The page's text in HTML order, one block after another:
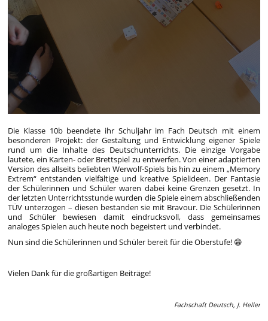
Die Klasse 10b beendete ihr Schuljahr im Fach Deutsch mit einem
besonderen Projekt: der Gestaltung und Entwicklung eigener Spiele
rund um die Inhalte des Deutschunterrichts. Die einzige Vorgabe
lautete, ein Karten- oder Brettspiel zu entwerfen. Von einer adaptierten
Version des allseits beliebten Werwolf-Spiels bis hin zu einem „Memory
Extrem“ entstanden vielfältige und kreative Spielideen. Der Fantasie
der Schülerinnen und Schüler waren dabei keine Grenzen gesetzt. In
der letzten Unterrichtsstunde wurden die Spiele einem abschließenden
TÜV unterzogen – diesen bestanden sie mit Bravour. Die Schülerinnen
und Schüler bewiesen damit eindrucksvoll, dass gemeinsames
analoges Spielen auch heute noch begeistert und verbindet.
Nun sind die Schülerinnen und Schüler bereit für die Oberstufe! 😁
Vielen Dank für die großartigen Beiträge!
Fachschaft Deutsch, J. Heller